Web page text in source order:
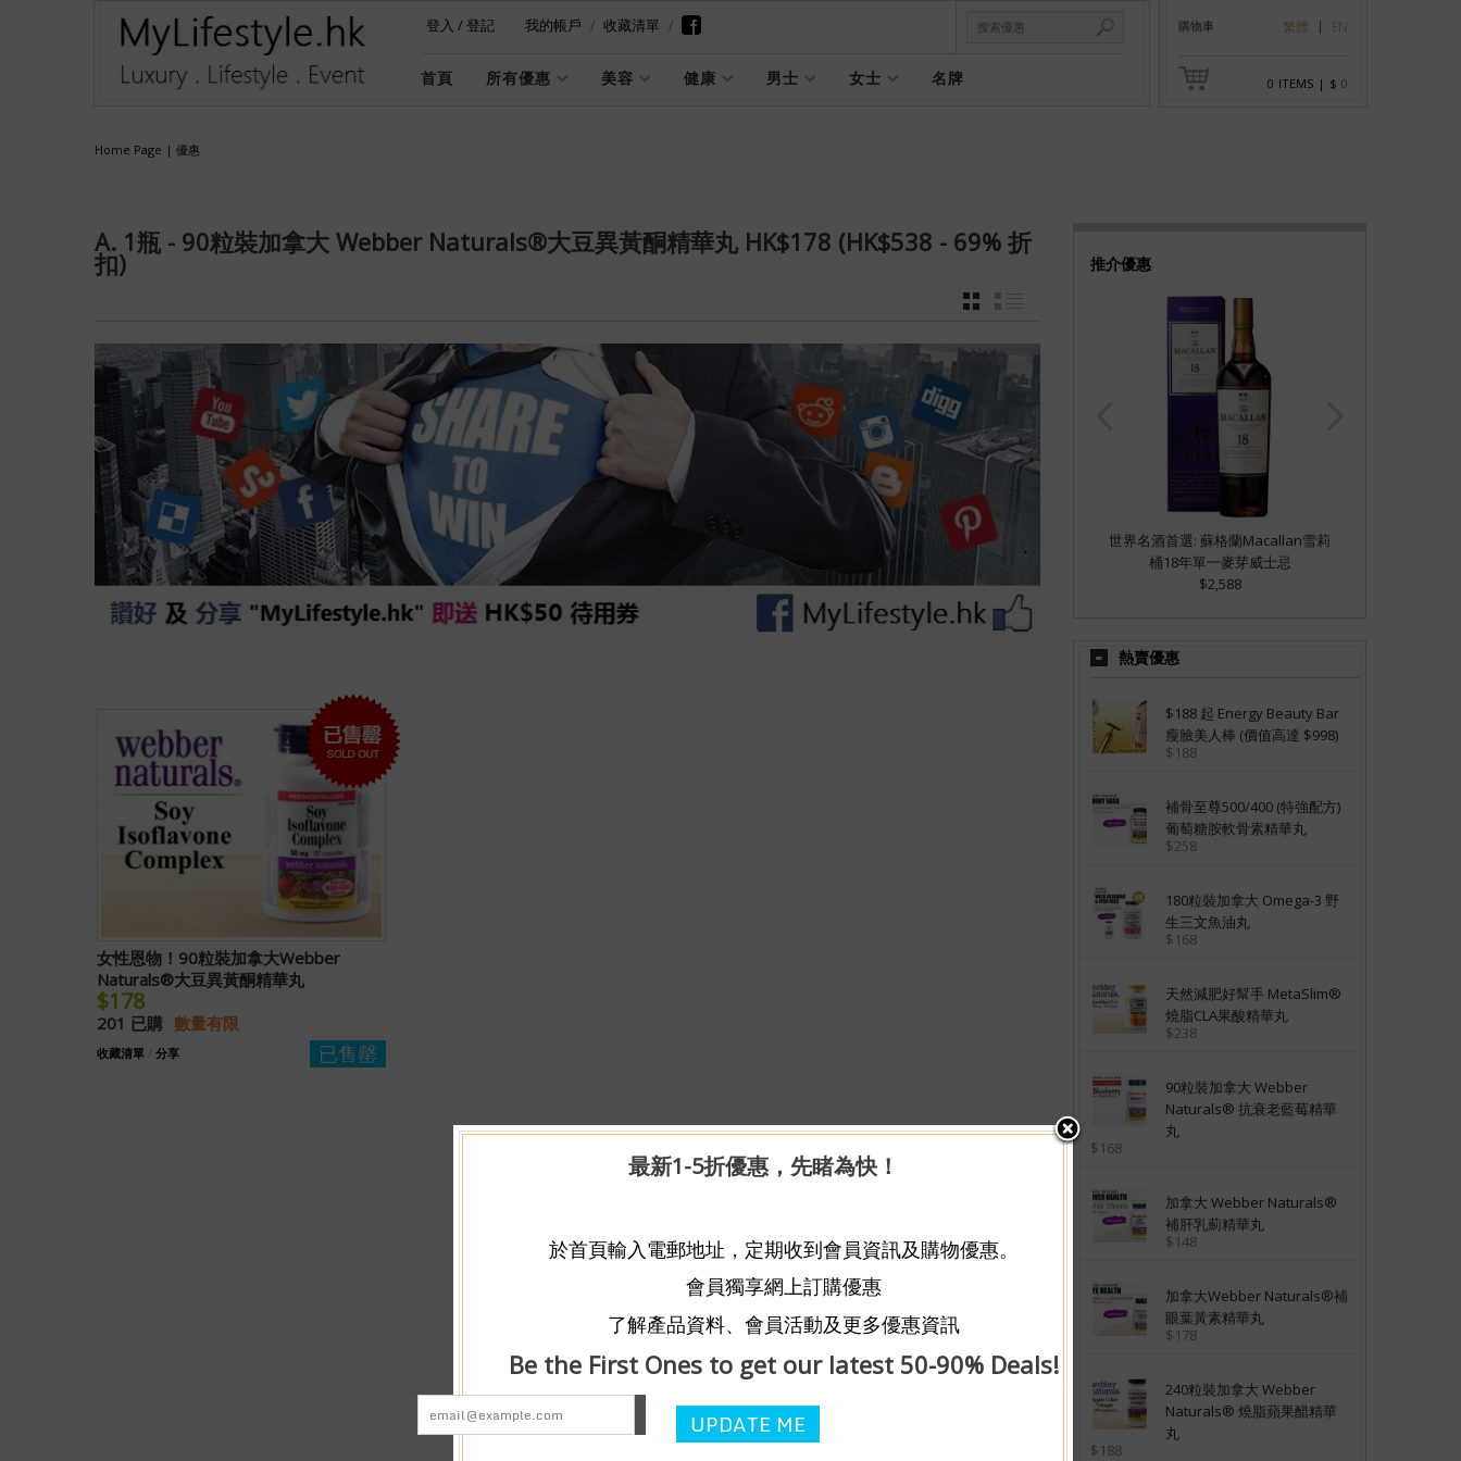
登入 /登記 我的帳戶 收藏清單
首頁 所有優惠 美容 健康 男士 女士 名牌
購物車 繁體
0 ITEMS | $ 0
Home Page | 優惠
A. 1瓶 - 90粒裝加拿大 Webber Naturals®大豆異黃酮精華丸 HK$178 (HK$538 - 69% 折
扣)
女性恩物！90粒裝加拿大Webber
Naturals®大豆異黃酮精華丸
$178
201 已購 數量有限
已售罄
收藏清單 / 分享
推介優惠
世界名酒首選: 蘇格蘭Macallan雪莉
桶18年單一麥芽威士忌
$2,588
熱賣優惠
$188 起 Energy Beauty Bar
瘦臉美人棒 (價值高達 $998)
$188
補骨至尊500/400 (特強配方)
葡萄糖胺軟骨素精華丸
$258
180粒裝加拿大 Omega-3 野
生三文魚油丸
$168
天然減肥好幫手 MetaSlim®
燒脂CLA果酸精華丸
$238
90粒裝加拿大 Webber
Naturals® 抗衰老藍莓精華
丸
$168
加拿大 Webber Naturals®
補肝乳薊精華丸
$148
加拿大Webber Naturals®補
眼葉黃素精華丸
$178
240粒裝加拿大 Webber
Naturals® 燒脂蘋果醋精華
丸
$188
最新1-5折優惠，先睹為快！
於首頁輸入電郵地址，定期收到會員資訊及購物優惠。
會員獨享網上訂購優惠
了解產品資料、會員活動及更多優惠資訊
Be the First Ones to get our latest 50-90% Deals!